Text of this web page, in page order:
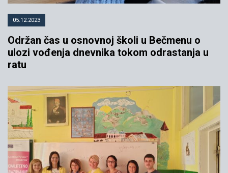
05.12.2023
Održan čas u osnovnoj školi u Bečmenu o
ulozi vođenja dnevnika tokom odrastanja u
ratu